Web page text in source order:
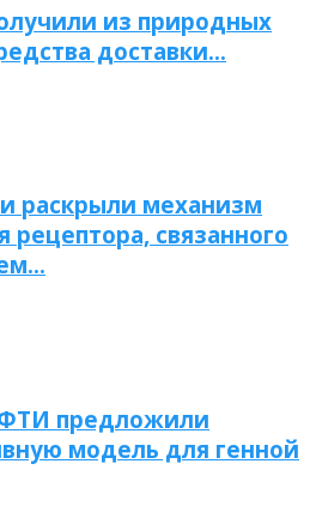
из природных
доставки…
раскрыли механизм
рецептора, связанного
предложили
модель для генной